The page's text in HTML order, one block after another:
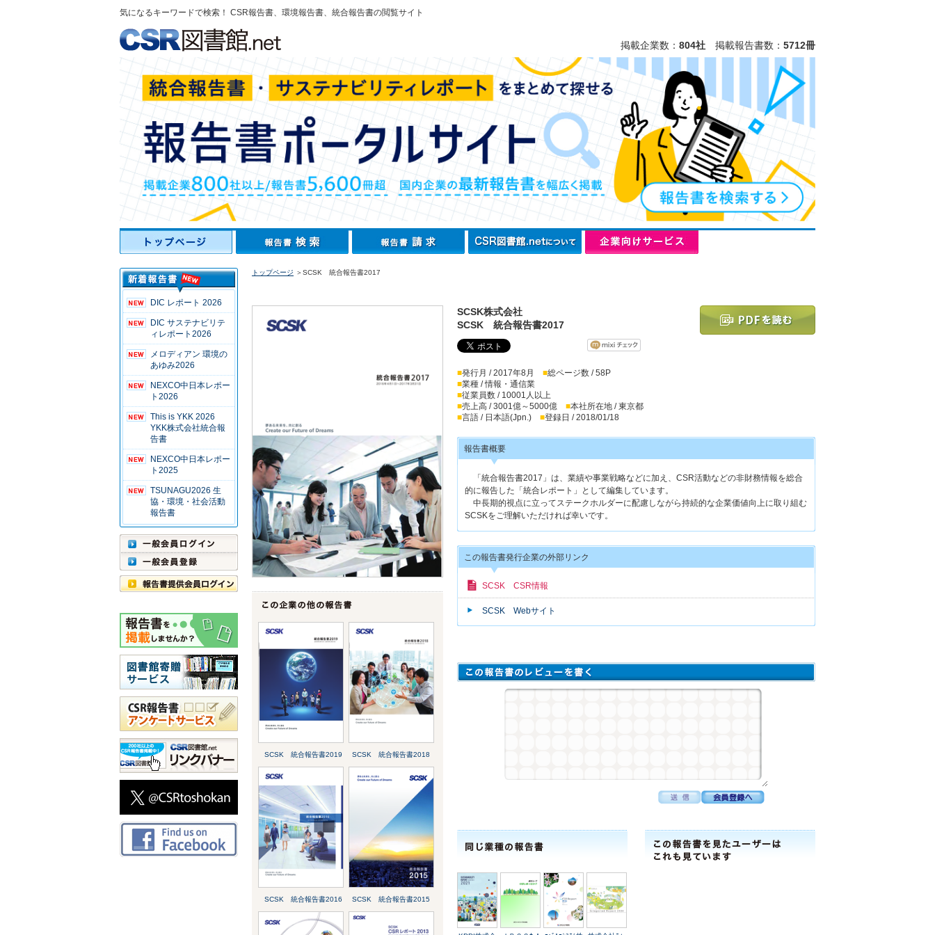
気になるキーワードで検索！ CSR報告書、環境報告書、統合報告書の閲覧サイト
掲載企業数： 804社 掲載報告書数： 5712冊
DIC レポート 2026
DIC サステナビリテ
ィレポート2026
メロディアン 環境の
あゆみ2026
NEXCO中日本レポー
ト2026
This is YKK 2026
YKK株式会社統合報
告書
NEXCO中日本レポー
ト2025
TSUNAGU2026 生
協・環境・社会活動
報告書
トップページ ＞SCSK 統合報告書2017
SCSK 統合報告書2019 SCSK 統合報告書2018
SCSK 統合報告書2016 SCSK 統合報告書2015
SCSK株式会社
SCSK 統合報告書2017
■発行月 / 2017年8月 ■総ページ数 / 58P
■業種 / 情報・通信業
■従業員数 / 10001人以上
■売上高 / 3001億～5000億 ■本社所在地 / 東京都
■言語 / 日本語(Jpn.) ■登録日 / 2018/01/18
報告書概要
「統合報告書2017」は、業績や事業戦略などに加え、CSR活動などの非財務情報を総合
的に報告した「統合レポート」として編集しています。
中長期的視点に立ってステークホルダーに配慮しながら持続的な企業価値向上に取り組む
SCSKをご理解いただければ幸いです。
この報告書発行企業の外部リンク
SCSK CSR情報
SCSK Webサイト